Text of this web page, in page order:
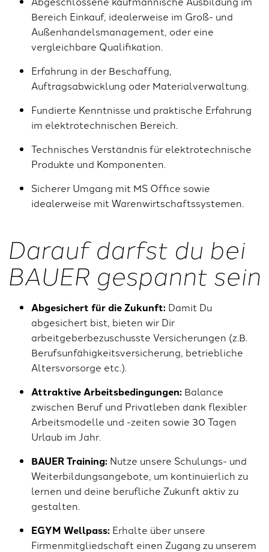
Bereich Einkauf, idealerweise im Groß- und
Außenhandelsmanagement, oder eine
vergleichbare Qualifikation.
Erfahrung in der Beschaffung,
Auftragsabwicklung oder Materialverwaltung.
Fundierte Kenntnisse und praktische Erfahrung
im elektrotechnischen Bereich.
Technisches Verständnis für elektrotechnische
Produkte und Komponenten.
Sicherer Umgang mit MS Office sowie
idealerweise mit Warenwirtschaftssystemen.
Darauf darfst du bei
BAUER gespannt sein
Abgesichert für die Zukunft: Damit Du
abgesichert bist, bieten wir Dir
arbeitgeberbezuschusste Versicherungen (z.B.
Berufsunfähigkeitsversicherung, betriebliche
Altersvorsorge etc.).
Attraktive Arbeitsbedingungen: Balance
zwischen Beruf und Privatleben dank flexibler
Arbeitsmodelle und -zeiten sowie 30 Tagen
Urlaub im Jahr.
BAUER Training: Nutze unsere Schulungs- und
Weiterbildungsangebote, um kontinuierlich zu
lernen und deine berufliche Zukunft aktiv zu
gestalten.
EGYM Wellpass: Erhalte über unsere
Firmenmitgliedschaft einen Zugang zu unserem